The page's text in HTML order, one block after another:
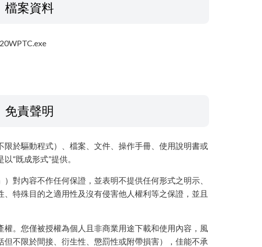
檔案資料
免責聲明
於驅動程式）、檔案、文件、操作手冊、使用說明書或
“既成形式”提供。
對內容不作任何保證，並表明不提供任何形式之明示、
特殊目的之適用性及沒有侵害他人權利等之保證，並且
。您僅被授權為個人且非商業用途下載和使用內容，風
不限於間接、衍生性、懲罰性或附帶損害），佳能不承